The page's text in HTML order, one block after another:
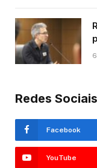
Redes Sociais
Facebook
YouTube